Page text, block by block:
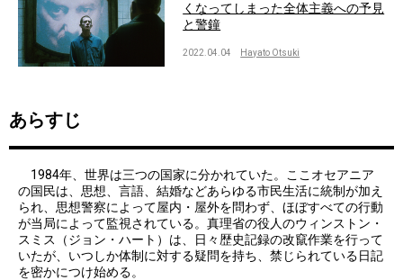
くなってしまった全体主義への予見
と警鐘
2022.04.04 Hayato Otsuki
あらすじ
1984年、世界は三つの国家に分かれていた。ここオセアニア
の国民は、思想、言語、結婚などあらゆる市民生活に統制が加え
られ、思想警察によって屋内・屋外を問わず、ほぼすべての行動
が当局によって監視されている。真理省の役人のウィンストン・
スミス（ジョン・ハート）は、日々歴史記録の改竄作業を行って
いたが、いつしか体制に対する疑問を持ち、禁じられている日記
を密かにつけ始める。